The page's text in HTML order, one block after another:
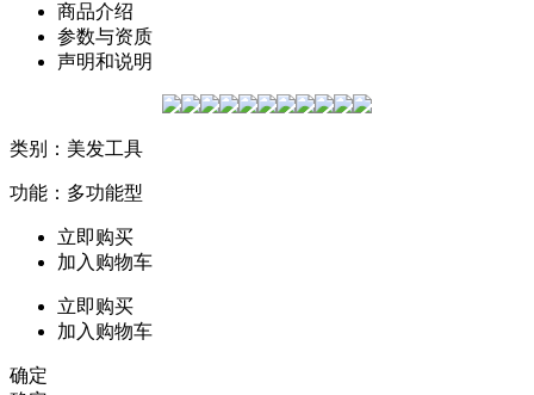
商品介绍
参数与资质
声明和说明
类别：美发工具
功能：多功能型
立即购买
加入购物车
立即购买
加入购物车
确定